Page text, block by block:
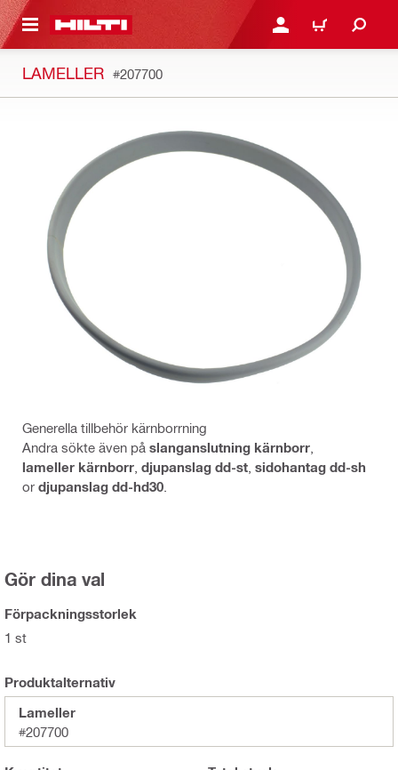
GÅ TILL HUVUDSIDAN LOGGA IN ELLER
VARUKORG
LAMELLER #207700
Generella tillbehör kärnborrning
Andra sökte även på slanganslutning kärnborr
lameller kärnborr djupanslag dd-st sidohantag dd-sh
or djupanslag dd-hd30
Gör dina val
Förpackningsstorlek
1 st
Produktalternativ
Lameller
#207700